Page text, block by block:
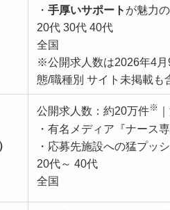
・ 手厚いサポート が魅力
20代 30代 40代
全国
※公開求人数は2026年4
態/職種別 サイト未掲載も
公開求人数：約20万件※
・有名メディア『ナース
・応募先施設への猛プッ
20代～ 40代
全国